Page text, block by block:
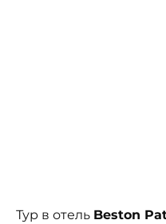
Тур в отель Beston